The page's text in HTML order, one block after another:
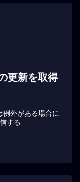
更新を取得
例外がある場合に
する